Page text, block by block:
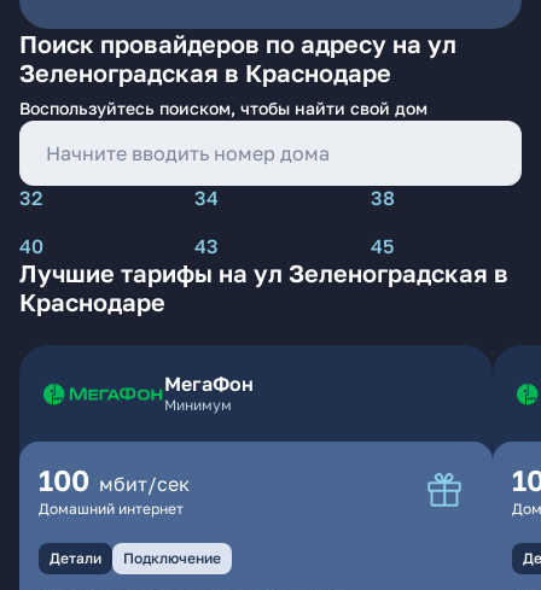
Поиск провайдеров по адресу на ул
Зеленоградская в Краснодаре
Воспользуйтесь поиском, чтобы найти свой дом
32 34
38
40
43 45
Лучшие тарифы на ул Зеленоградская в
Краснодаре
МегаФон
Минимум
100 мбит/сек
Домашний интернет
Детали Подключение